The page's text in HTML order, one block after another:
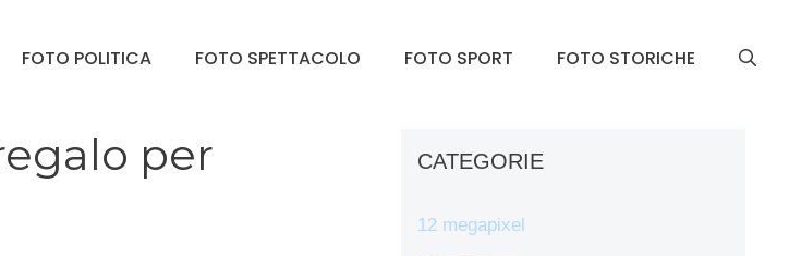
FOTO POLITICA FOTO SPETTACOLO FOTO SPORT FOTO STORICHE
per
CATEGORIE
12 megapixel